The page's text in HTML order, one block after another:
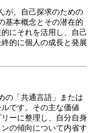
が、自己探求のための
基本概念とその潜在的
にそれを活用し、自己
的に個人の成長と発展
の「共通言語」または
です。その主な価値
ーに整理し、自分自身
の傾向について内省す